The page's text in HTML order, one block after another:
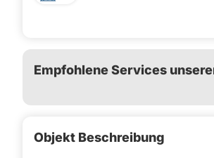
Empfohlene Services
Objekt Beschreibung